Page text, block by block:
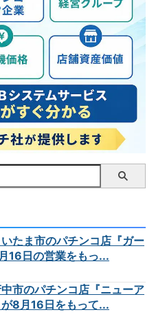
いたま市のパチンコ店『ガー
16日の営業をもっ...
中市のパチンコ店『ニューア
8月16日をもって...